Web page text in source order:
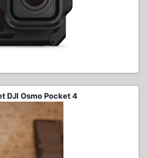
DJI Osmo Pocket 4